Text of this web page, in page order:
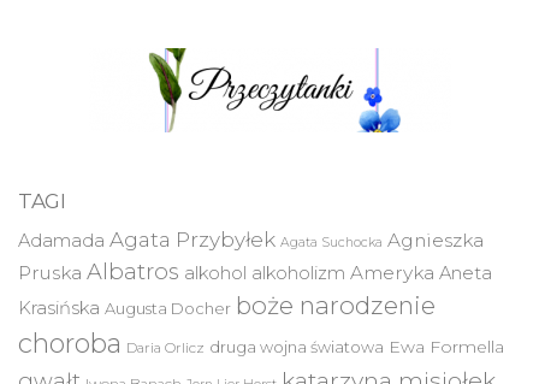
TAGI
Adamada Agata Przybyłek Agata Suchocka Agnieszka
Pruska Albatros alkohol alkoholizm Ameryka Aneta
Krasińska Augusta Docher boże narodzenie
choroba Daria Orlicz druga wojna światowa Ewa Formella